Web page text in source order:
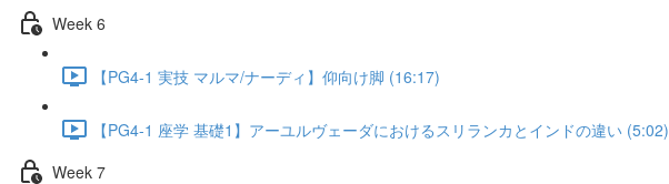
Week 6
【PG4-1 実技 マルマ/ナーディ】仰向け脚 (16:17)
【PG4-1 座学 基礎1】アーユルヴェーダにおけるスリランカとインドの違い (5:02)
Week 7